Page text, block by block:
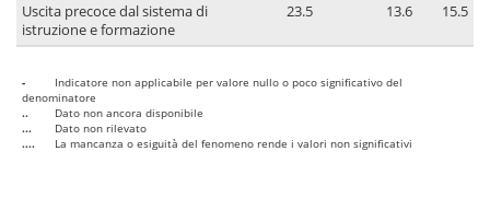
Uscita precoce dal sistema di
istruzione e formazione
23.5 13.6 15.5
-
Indicatore non applicabile per valore nullo o poco significativo del
denominatore
..
Dato non ancora disponibile
...
Dato non rilevato
....
La mancanza o esiguità del fenomeno rende i valori non significativi